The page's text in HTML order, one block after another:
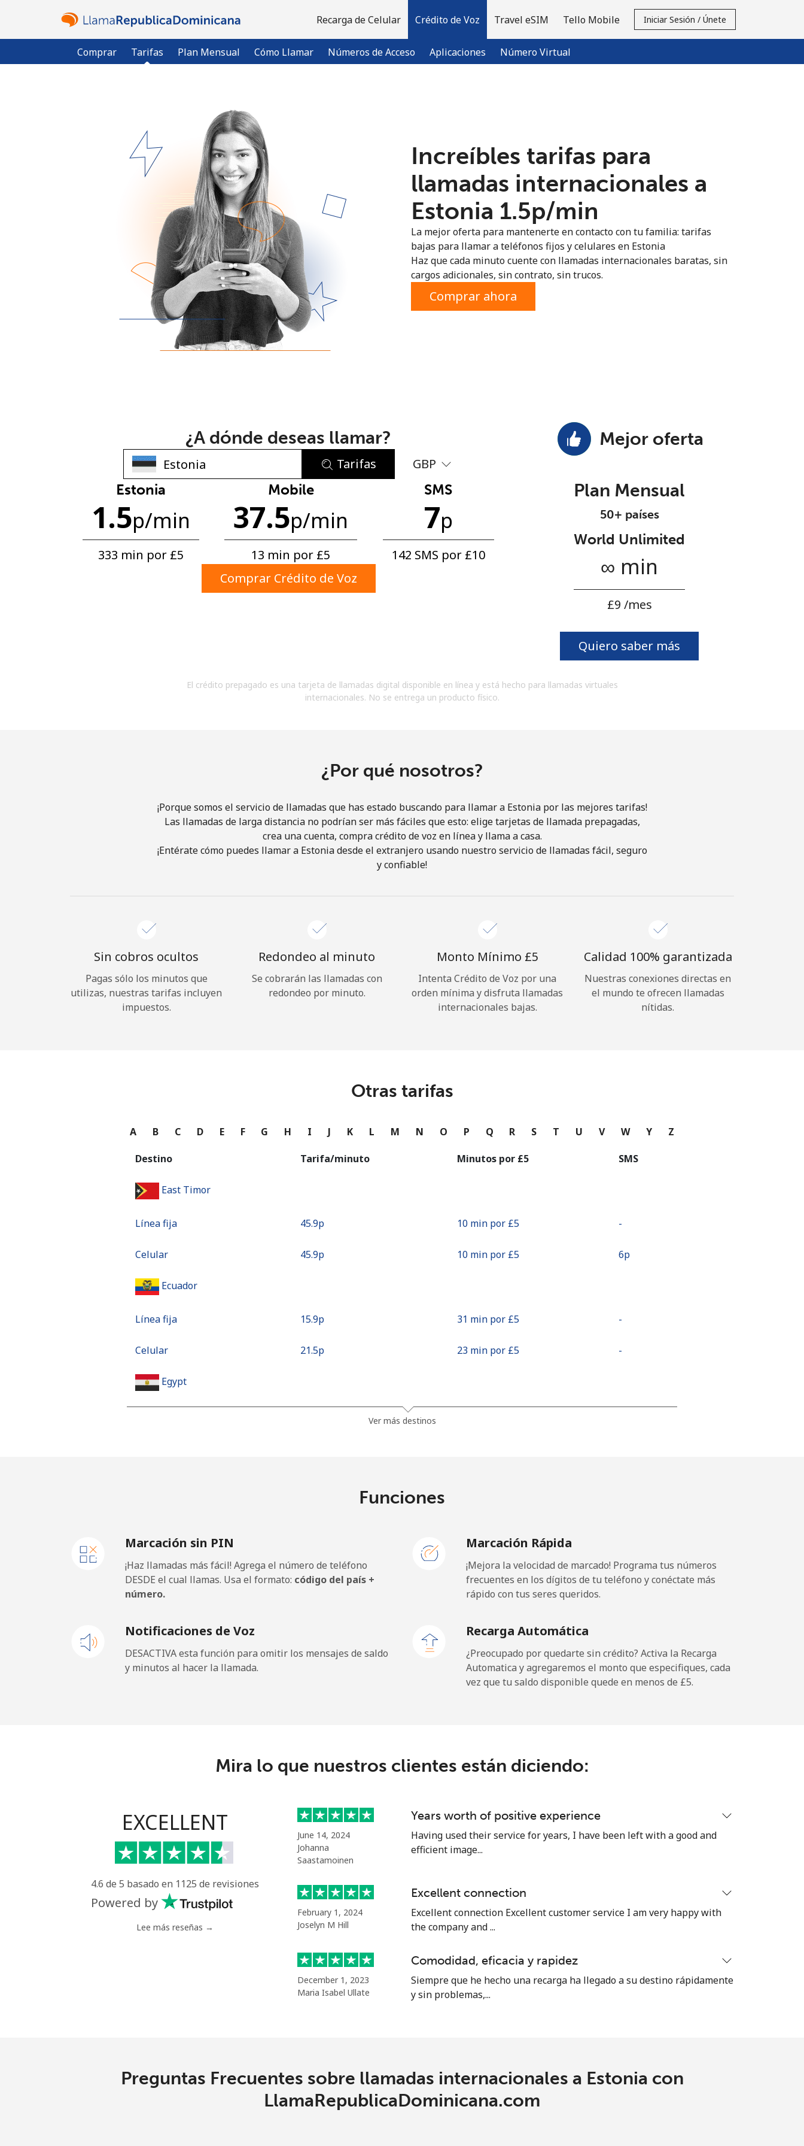
Recarga de Celular Crédito de Voz
Comprar Tarifas Plan Mensual Cómo Llamar Números de Acceso Aplicaciones Número Virtual
Travel eSIM Tello Mobile Iniciar Sesión / Únete
¿Ya tienes una cuenta? Inicia sesión →
Regístrate con
No se ha creado una contraseña
Mínimo 8 caracteres
Una letra mayúscula y una minúscula
Un número
Un caracter especial
Al abrir una cuenta en este sitio web, estoy de
¡Hola!
¿Olvidaste tu contraseña? →
Increíbles tarifas para
llamadas internacionales a
Estonia ⁦1.5p⁩/min
La mejor oferta para mantenerte en contacto con tu familia: tarifas
bajas para llamar a teléfonos fijos y celulares en Estonia
Haz que cada minuto cuente con llamadas internacionales baratas, sin
cargos adicionales, sin contrato, sin trucos.
Comprar ahora
¿A dónde deseas llamar?
Tarifas GBP
Estonia
1.5p/min
333 min por ⁦£5⁩
Mobile
37.5p/min
13 min por ⁦£5⁩
SMS
7p
142 SMS por ⁦£10⁩
Comprar Crédito de Voz
Mejor oferta
Plan Mensual
50+ países
World Unlimited
∞ min
⁦£9⁩ /mes
Quiero saber más
El crédito prepagado es una tarjeta de llamadas digital disponible en línea y está hecho para llamadas virtuales
internacionales. No se entrega un producto físico.
¿Por qué nosotros?
¡Porque somos el servicio de llamadas que has estado buscando para llamar a Estonia por las mejores tarifas!
Las llamadas de larga distancia no podrían ser más fáciles que esto: elige tarjetas de llamada prepagadas,
crea una cuenta, compra crédito de voz en línea y llama a casa.
¡Entérate cómo puedes llamar a Estonia desde el extranjero usando nuestro servicio de llamadas fácil, seguro
y confiable!
Sin cobros ocultos
Pagas sólo los minutos que
utilizas, nuestras tarifas incluyen
impuestos.
Redondeo al minuto
Se cobrarán las llamadas con
redondeo por minuto.
Monto Mínimo ⁦£5⁩
Intenta Crédito de Voz por una
orden mínima y disfruta llamadas
internacionales bajas.
Calidad 100% garantizada
Nuestras conexiones directas en
el mundo te ofrecen llamadas
nítidas.
Otras tarifas
A B C D E F G H I J K L M N O P Q R S T U V W Y Z
Destino Tarifa/minuto Minutos por ⁦£5⁩ SMS
East Timor
Línea fija ⁦45.9p⁩ 10 min por ⁦£5⁩ -
Celular ⁦45.9p⁩ 10 min por ⁦£5⁩ ⁦6p⁩
Ecuador
Línea fija ⁦15.9p⁩ 31 min por ⁦£5⁩ -
Celular ⁦21.5p⁩ 23 min por ⁦£5⁩ -
Egypt
Línea fija 26 min por ⁦£5⁩
Claro Landlines ⁦9.9p⁩ 50 min por ⁦£5⁩ -
35 min por ⁦£5⁩
Equatorial Guinea
All country 8 min por ⁦£5⁩ -
⁦26.9p⁩ 18 min por ⁦£5⁩
Línea fija ⁦1.5p⁩ 333 min por ⁦£5⁩
Celular ⁦37.5p⁩
Eswatini
Línea fija ⁦20.5p⁩ 24 min por ⁦£5⁩
⁦16.9p⁩ 29 min por ⁦£5⁩
Ver más destinos
Funciones
Marcación sin PIN
¡Haz llamadas más fácil! Agrega el número de teléfono
DESDE el cual llamas. Usa el formato: código del país +
número.
Marcación Rápida
¡Mejora la velocidad de marcado! Programa tus números
frecuentes en los dígitos de tu teléfono y conéctate más
rápido con tus seres queridos.
Notificaciones de Voz
DESACTIVA esta función para omitir los mensajes de saldo
y minutos al hacer la llamada.
Recarga Automática
¿Preocupado por quedarte sin crédito? Activa la Recarga
Automatica y agregaremos el monto que especifiques, cada
vez que tu saldo disponible quede en menos de ⁦£5⁩.
Mira lo que nuestros clientes están diciendo:
EXCELLENT
4.6 de 5 basado en 1125 de revisiones
Powered by
Lee más reseñas →
June 14, 2024
Johanna
Saastamoinen
Years worth of positive experience
Having used their service for years, I have been left with a good and
efficient image...
February 1, 2024
Joselyn M Hill
Excellent connection
Excellent connection Excellent customer service I am very happy with
the company and ...
December 1, 2023
Maria Isabel Ullate
Comodidad, eficacia y rapidez
Siempre que he hecho una recarga ha llegado a su destino rápidamente
y sin problemas,...
Preguntas Frecuentes sobre llamadas internacionales a Estonia con
LlamaRepublicaDominicana.com